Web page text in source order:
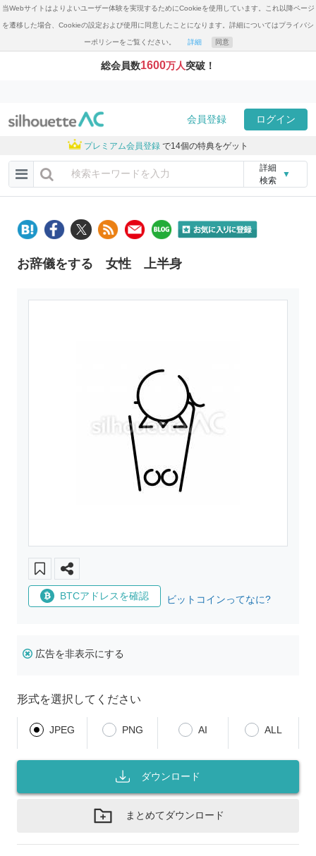
当Webサイトはよりよいユーザー体験を実現するためにCookieを使用しています。これ以降ページ
を遷移した場合、Cookieの設定および使用に同意したことになります。詳細についてはプライバシ
ーポリシーをご覧ください。 詳細 同意
総会員数1600万人突破！
会員登録 ログイン
プレミアム会員登録 で14個の特典をゲット
詳細
検索
▼
お辞儀をする 女性 上半身
BTCアドレスを確認 ビットコインってなに?
広告を非表示にする
形式を選択してください
JPEG PNG AI ALL
ダウンロード
まとめてダウンロード